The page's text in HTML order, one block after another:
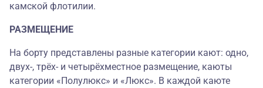
камской флотилии.
РАЗМЕЩЕНИЕ
На борту представлены разные категории кают: одно,
двух-, трёх- и четырёхместное размещение, каюты
категории «Полулюкс» и «Люкс». В каждой каюте